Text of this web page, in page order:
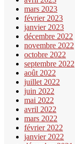
mars 2023
février 2023
janvier 2023
décembre 2022
novembre 2022
octobre 2022
septembre 2022
août 2022
juillet 2022
juin 2022
mai 2022
avril 2022
mars 2022
février 2022
janvier 2022